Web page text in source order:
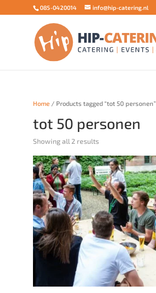
085-0420014 info@hip-catering.nl
Home / Products tagged “tot 50 personen”
tot 50 personen
Showing all 2 results